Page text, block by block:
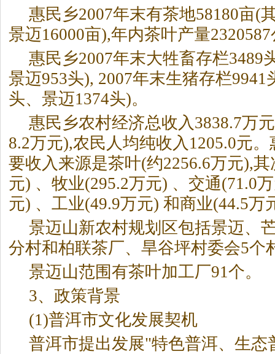
惠民乡2007年末有茶地58180亩(
景迈16000亩),年内茶叶产量
惠民乡2007年末大牲畜存栏3489
景迈953头), 2007年末生猪存栏9941
头、景迈1374头)。
惠民乡农村经济总收入3838.7万
8.2万元),农民人均纯收入1205.0元
要收入来源是茶叶(约2256.6万元),
元) 、牧业(295.2万元) 、交通(71.0
元) 、工业(49.9万元) 和商业(44.5万
景迈山新农村规划区包括景迈、
分村和柏联茶厂、旱谷坪村委会5个
景迈山范围有茶叶加工厂91个。
3、政策背景
(1)普洱市文化发展契机
普洱市提出发展"特色普洱、生态